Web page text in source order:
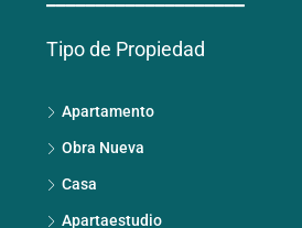
Tipo de Propiedad
Apartamento
Obra Nueva
Casa
Apartaestudio